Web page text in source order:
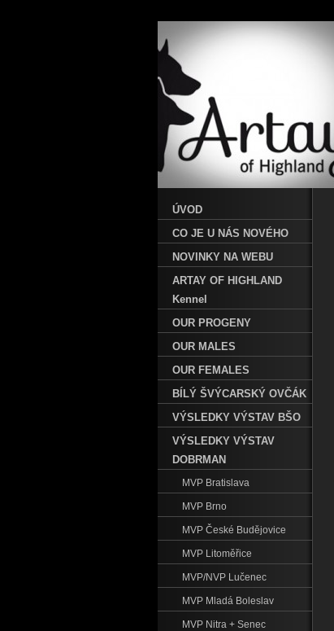
ÚVOD
CO JE U NÁS NOVÉHO
NOVINKY NA WEBU
ARTAY OF HIGHLAND
Kennel
OUR PROGENY
OUR MALES
OUR FEMALES
BÍLÝ ŠVÝCARSKÝ OVČÁK
VÝSLEDKY VÝSTAV BŠO
VÝSLEDKY VÝSTAV
DOBRMAN
MVP Bratislava
MVP Brno
MVP České Budějovice
MVP Litoměřice
MVP/NVP Lučenec
MVP Mladá Boleslav
MVP Nitra + Senec